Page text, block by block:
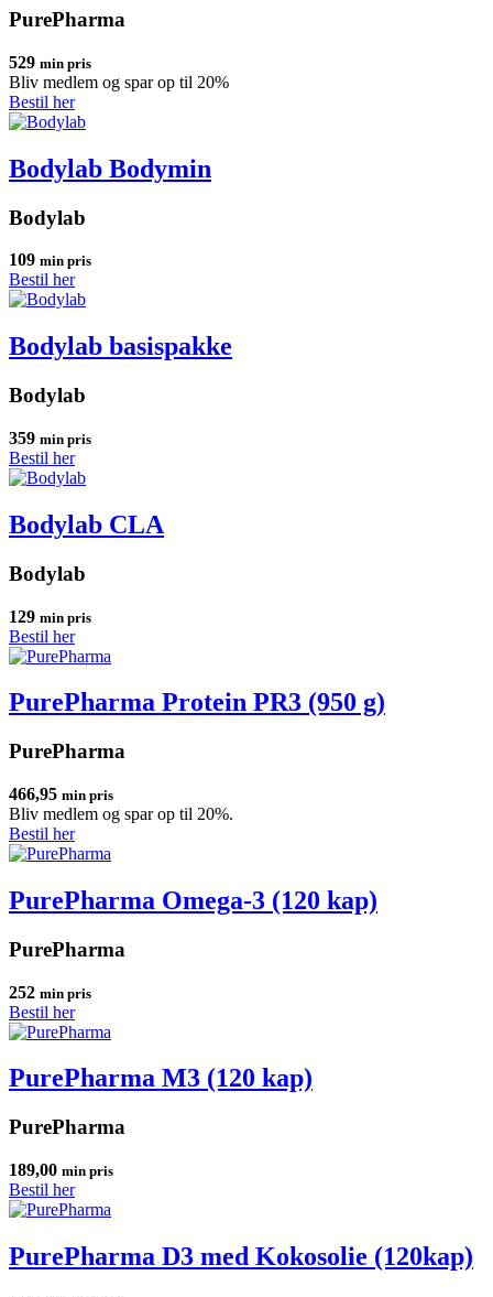
PurePharma
529 min pris
Bliv medlem og spar op til 20%
Bestil her
Bodylab Bodymin
Bodylab
109 min pris
Bestil her
Bodylab basispakke
Bodylab
359 min pris
Bestil her
Bodylab CLA
Bodylab
129 min pris
Bestil her
PurePharma Protein PR3 (950 g)
PurePharma
466,95 min pris
Bliv medlem og spar op til 20%.
Bestil her
PurePharma Omega-3 (120 kap)
PurePharma
252 min pris
Bestil her
PurePharma M3 (120 kap)
PurePharma
189,00 min pris
Bestil her
PurePharma D3 med Kokosolie (120kap)